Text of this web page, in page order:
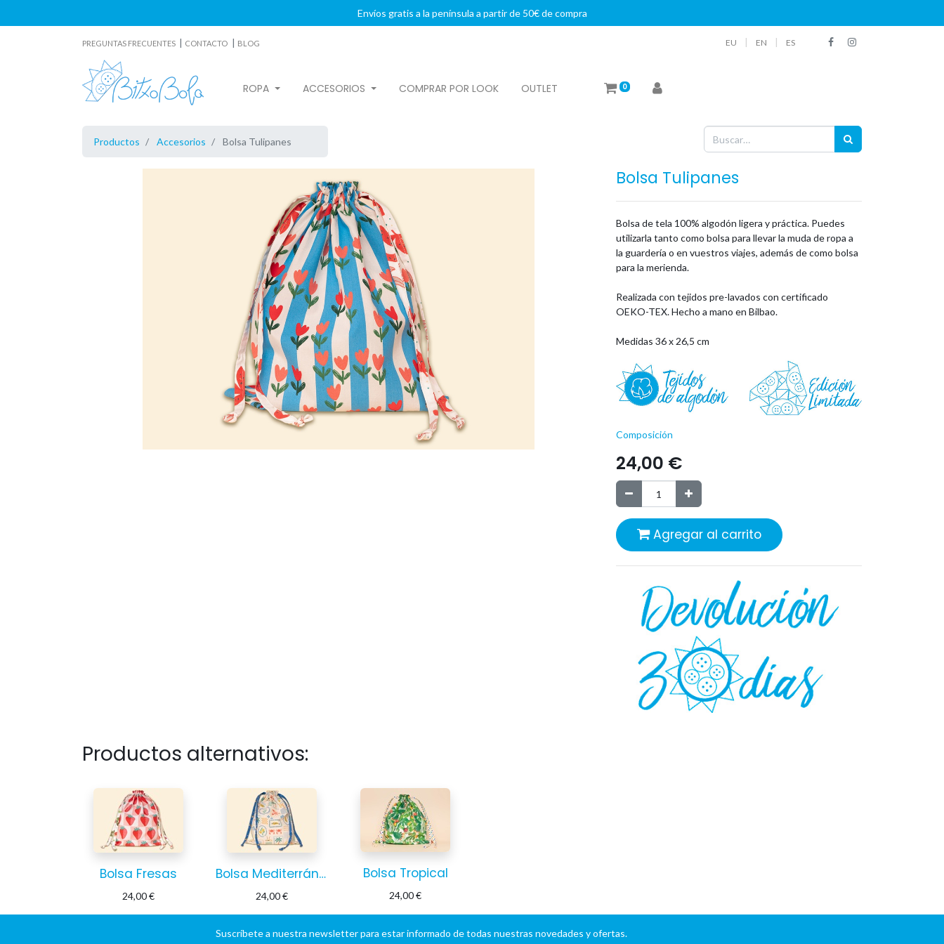
Envíos gratis a la península a partir de 50€ de compra
PREGUNTAS FRECUENTES | CONTACTO | BLOG EU EN ES
ROPA ACCESORIOS COMPRAR POR LOOK OUTLET 0
Productos Accesorios Bolsa Tulipanes
Bolsa Tulipanes
Bolsa de tela 100% algodón ligera y práctica. Puedes
utilizarla tanto como bolsa para llevar la muda de ropa a
la guardería o en vuestros viajes, además de como bolsa
para la merienda.
Realizada con tejidos pre-lavados con certificado
OEKO-TEX. Hecho a mano en Bilbao.
Medidas 36 x 26,5 cm
Composición
24,00 €
Agregar al carrito
Productos alternativos:
Bolsa Fresas
24,00€
Bolsa Mediterráneo
24,00€
Bolsa Tropical
24,00€
Suscríbete a nuestra newsletter para estar informado de todas nuestras novedades y ofertas.